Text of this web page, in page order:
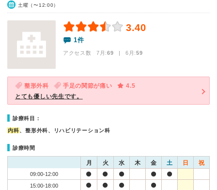
土曜（〜12:00）
3.40
1件
アクセス数 7月:69 | 6月:59
整形外科 手足の関節が痛い
4.5
とても優しい先生です。
診療科目：
内科、整形外科、リハビリテーション科
診療時間
月 火 水 木 金 土 日 祝
09:00-12:00
15:00-18:00